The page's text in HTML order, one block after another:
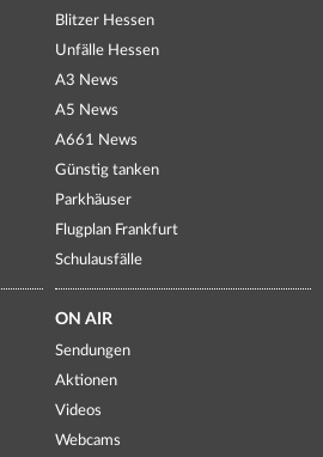
Blitzer Hessen
Unfälle Hessen
A3 News
A5 News
A661 News
Günstig tanken
Parkhäuser
Flugplan Frankfurt
Schulausfälle
ON AIR
Sendungen
Aktionen
Videos
Webcams